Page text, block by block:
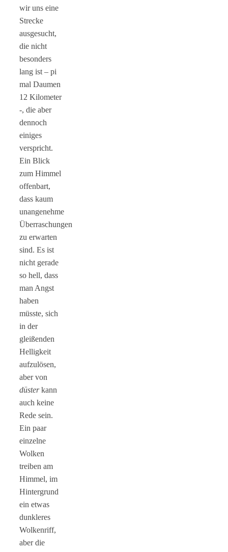
wir uns eine
Strecke
ausgesucht,
die nicht
besonders
lang ist – pi
mal Daumen
12 Kilometer
-, die aber
dennoch
einiges
verspricht.
Ein Blick
zum Himmel
offenbart,
dass kaum
unangenehme
Überraschungen
zu erwarten
sind. Es ist
nicht gerade
so hell, dass
man Angst
haben
müsste, sich
in der
gleißenden
Helligkeit
aufzulösen,
aber von
düsterkann
auch keine
Rede sein.
Ein paar
einzelne
Wolken
treiben am
Himmel, im
Hintergrund
ein etwas
dunkleres
Wolkenriff,
aber die